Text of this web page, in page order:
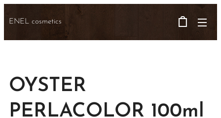
ENEL cosmetics
OYSTER
PERLACOLOR 100ml